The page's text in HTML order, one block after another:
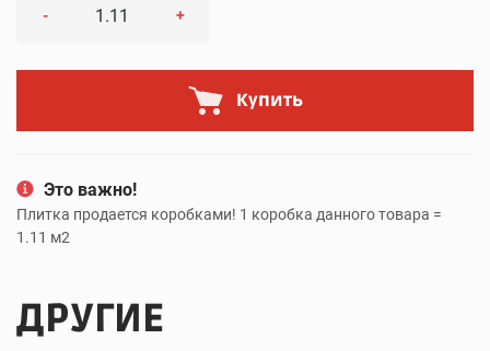
- +
Купить
Это важно!
Плитка продается коробками! 1 коробка данного товара =
1.11 м2
ДРУГИЕ